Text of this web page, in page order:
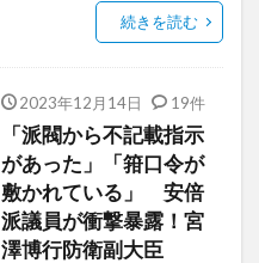
続きを読む
2023年12月14日 19件
「派閥から不記載指示
があった」「箝口令が
敷かれている」 安倍
派議員が衝撃暴露！宮
澤博行防衛副大臣